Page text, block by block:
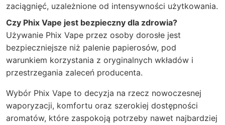
zaciągnięć, uzależnione od intensywności użytkowania.
Czy Phix Vape jest bezpieczny dla zdrowia?
Używanie Phix Vape przez osoby dorosłe jest
bezpieczniejsze niż palenie papierosów, pod
warunkiem korzystania z oryginalnych wkładów i
przestrzegania zaleceń producenta.
Wybór Phix Vape to decyzja na rzecz nowoczesnej
waporyzacji, komfortu oraz szerokiej dostępności
aromatów, które zaspokoją potrzeby nawet najbardziej